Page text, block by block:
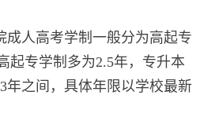
人高考学制一般分为高起专
起专学制多为2.5年，专升本
年之间，具体年限以学校最新